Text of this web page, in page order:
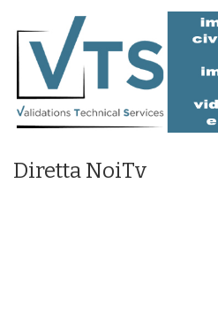
Diretta NoiTv